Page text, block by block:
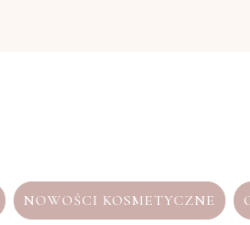
NOWOŚCI KOSMETYCZNE